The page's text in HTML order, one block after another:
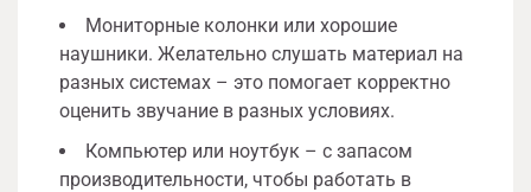
Мониторные колонки или хорошие
наушники. Желательно слушать материал на
разных системах – это помогает корректно
оценить звучание в разных условиях.
Компьютер или ноутбук – с запасом
производительности, чтобы работать в